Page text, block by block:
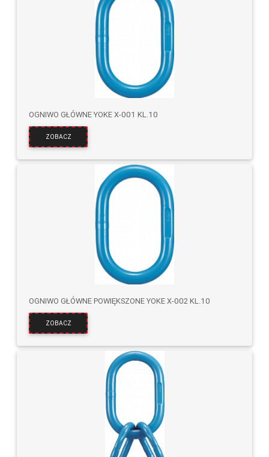
OGNIWO GŁÓWNE YOKE X-001 KL.10
ZOBACZ
OGNIWO GŁÓWNE POWIĘKSZONE YOKE X-002 KL.10
ZOBACZ